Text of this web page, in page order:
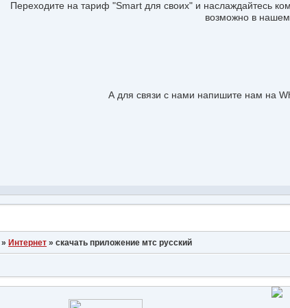
Переходите на тариф "Smart для своих" и наслаждайтесь
возможно в
А для связи с нами напишите нам на
» Интернет »скачать приложение мтс русский